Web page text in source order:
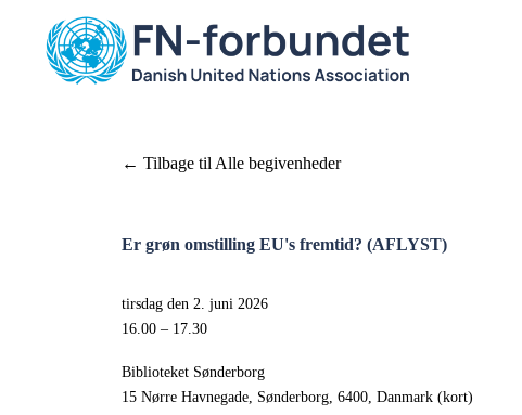
Tilbage til Alle begivenheder
Er grøn omstilling EU's fremtid? (AFLYST)
tirsdag den 2. juni 2026
16.00
17.30
Biblioteket Sønderborg
15 Nørre Havnegade Sønderborg, 6400 Danmark (kort)